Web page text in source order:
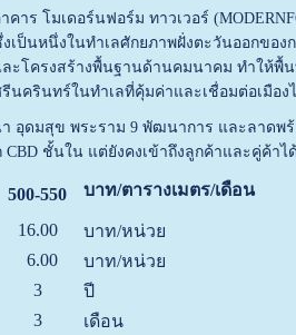
คาร โมเดอร์นฟอร์ม ทาวเวอร์
เป็นหนึ่งในทำเลศักยภาพฝั่งตะวันออกของ
ละโครงสร้างพื้นฐานด้านคมนาคม ทำให้พื้
นครินทร์ในทำเลที่คุ้มค่าและเชื่อมต่อเมือง
อุดมสุข พระราม 9 พัฒนาการ และลาด
ชั้นใน แต่ยังคงเข้าถึงลูกค้าและคู่ค้า
500-550 บาท/ตารางเมตร/เดือน
16.00
บาท/หน่วย
6.00
บาท/หน่วย
3
ปี
3
เดือน